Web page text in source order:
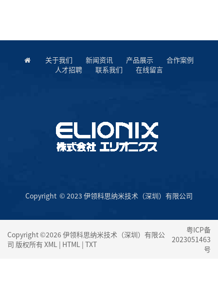
关于我们 新闻资讯 产品展示
合作案例
人才招聘
联系我们 在线留言
Copyright © 2023 伊领科思纳米技术（深圳）有限公司
Copyright ©2026 伊领科思纳米技术（深圳）有限公
司 版权所有 XML | HTML | TXT
粤ICP备
2023051463
号